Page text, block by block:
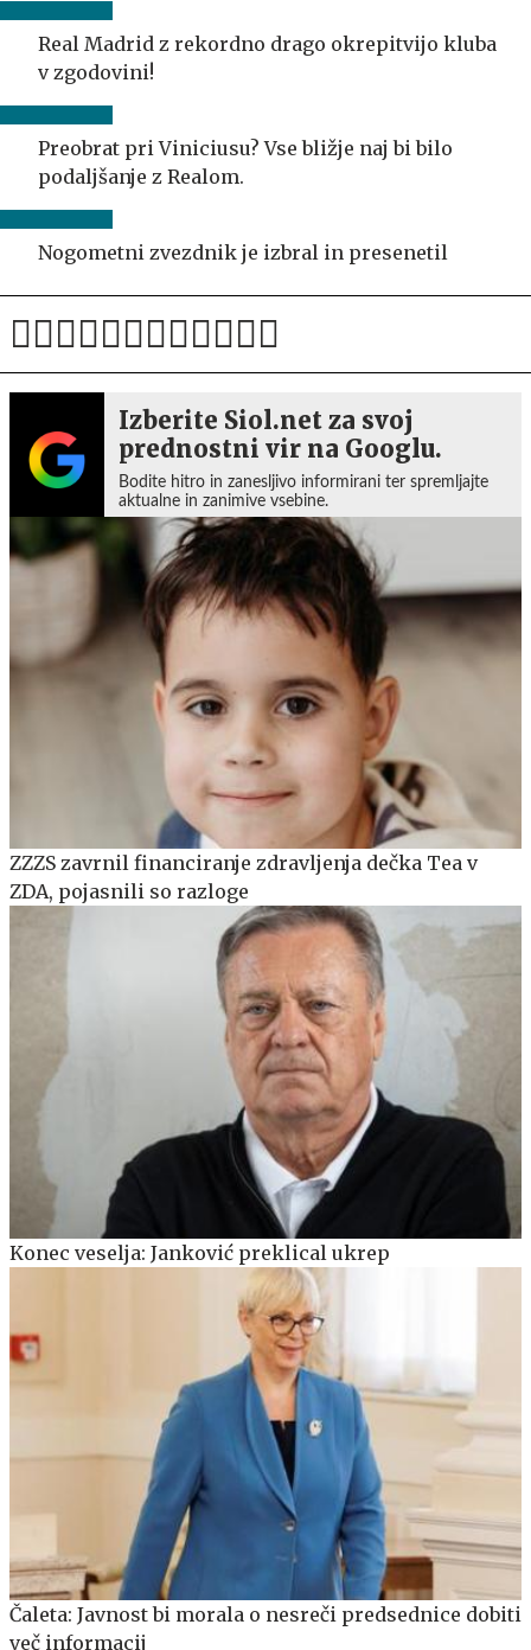
Real Madrid z rekordno drago okrepitvijo kluba
v zgodovini!
Preobrat pri Viniciusu? Vse bližje naj bi bilo
podaljšanje z Realom.
Nogometni zvezdnik je izbral in presenetil
Izberite Siol.net za svoj
prednostni vir na Googlu.
Bodite hitro in zanesljivo informirani ter spremljajte
aktualne in zanimive vsebine.
ZZZS zavrnil financiranje zdravljenja dečka Tea v
ZDA, pojasnili so razloge
Konec veselja: Janković preklical ukrep
Čaleta: Javnost bi morala o nesreči predsednice dobiti
več informacij